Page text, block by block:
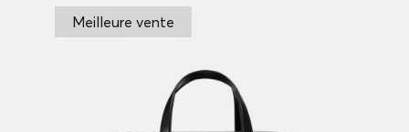
Meilleure vente